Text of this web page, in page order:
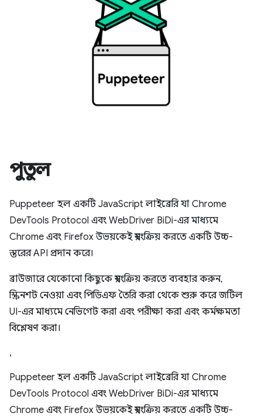
পুতুল
Puppeteer হল একটি JavaScript লাইব্রেরি যা Chrome
DevTools Protocol এবং WebDriver BiDi-এর মাধ্যমে
Chrome এবং Firefox উভয়কেই স্বয়ংক্রিয় করতে একটি উচ্চ-
স্তরের API প্রদান করে।
ব্রাউজারে যেকোনো কিছুকে স্বয়ংক্রিয় করতে ব্যবহার করুন,
স্ক্রিনশট নেওয়া এবং পিডিএফ তৈরি করা থেকে শুরু করে জটিল
UI-এর মাধ্যমে নেভিগেট করা এবং পরীক্ষা করা এবং কর্মক্ষমতা
বিশ্লেষণ করা।
,
Puppeteer হল একটি JavaScript লাইব্রেরি যা Chrome
DevTools Protocol এবং WebDriver BiDi-এর মাধ্যমে
Chrome এবং Firefox উভয়কেই স্বয়ংক্রিয় করতে একটি উচ্চ-